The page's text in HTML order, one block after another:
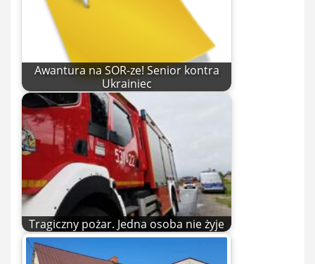
Awantura na SOR-ze! Senior kontra
Ukrainiec
Tragiczny pożar. Jedna osoba nie żyje